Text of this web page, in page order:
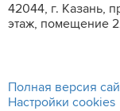
42044, г. Казань,
этаж, помещение
Полная версия
Настройки cookies